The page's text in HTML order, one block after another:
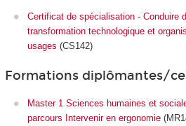
Certificat de spécialisation - Conduire
transformation technologique et
usages (CS142)
Formations diplômantes/
Master 1 Sciences humaines et
parcours Intervenir en ergonomie